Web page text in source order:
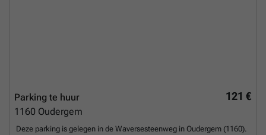
121 €
Parking te huur
1160 Oudergem
Deze parking is gelegen in de Waversesteenweg in Oudergem (1160).